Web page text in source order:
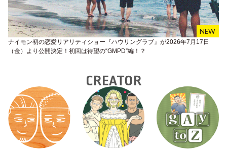
ナイモン初の恋愛リアリティショー『ハウリングラブ』が2026年7月17日
（金）より公開決定！初回は待望の“GMPD”編！？
CREATOR